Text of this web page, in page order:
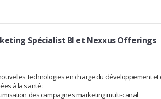
Spécialist BI et Nexxus Offerings
technologies en charge du développement
à la santé :
des campagnes marketing multi-canal